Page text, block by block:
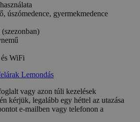
úszómedence, gyermekmedence
WiFi
Lemondás
vagy azon túli kezelések
kérjük, legalább egy héttel az utazása
e-mailben vagy telefonon a